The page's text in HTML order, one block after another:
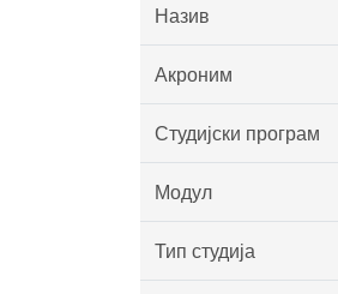
Назив
Акроним
Студијски програм
Модул
Тип студија